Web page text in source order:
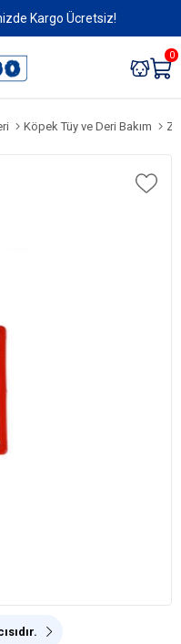
Kargo Ücretsiz!
0
Köpek Tüy ve Deri Bakım